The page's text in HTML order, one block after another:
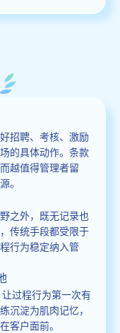
招聘、考核、激励
的具体动作。条款
越值得管理者留
。
之外，既无记录也
传统手段都受限于
行为稳定纳入管
过程行为第一次有
沉淀为肌肉记忆，
客户面前。